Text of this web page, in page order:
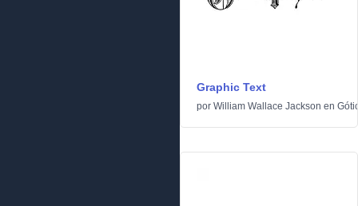
Graphic Text
por William Wallace Jackson en